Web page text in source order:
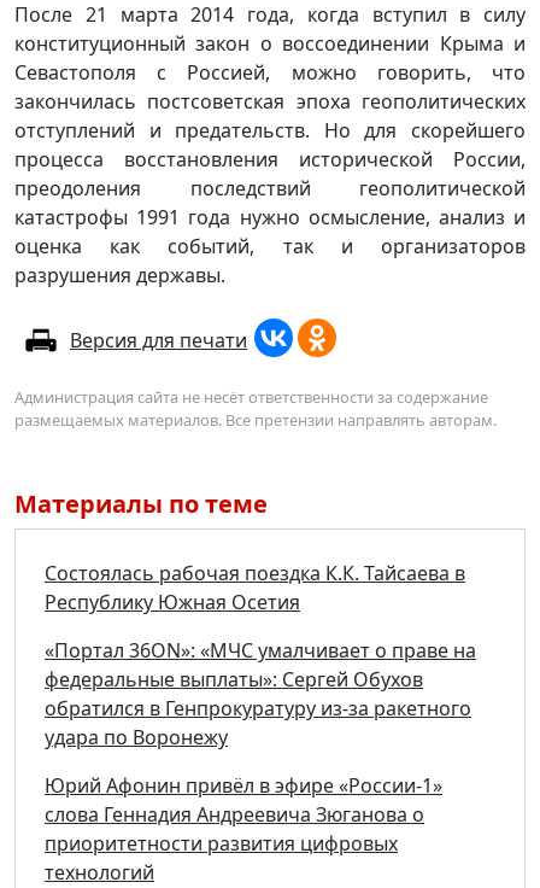
После 21 марта 2014 года, когда вступил в силу
конституционный закон о воссоединении Крыма и
Севастополя с Россией, можно говорить, что
закончилась постсоветская эпоха геополитических
отступлений и предательств. Но для скорейшего
процесса восстановления исторической России,
преодоления последствий геополитической
катастрофы 1991 года нужно осмысление, анализ и
оценка как событий, так и организаторов
разрушения державы.
Версия для печати
Администрация сайта не несёт ответственности за содержание
размещаемых материалов. Все претензии направлять авторам.
Материалы по теме
Состоялась рабочая поездка К.К. Тайсаева в
Республику Южная Осетия
«Портал 36ON»: «МЧС умалчивает о праве на
федеральные выплаты»: Сергей Обухов
обратился в Генпрокуратуру из-за ракетного
удара по Воронежу
Юрий Афонин привёл в эфире «России-1»
слова Геннадия Андреевича Зюганова о
приоритетности развития цифровых
технологий